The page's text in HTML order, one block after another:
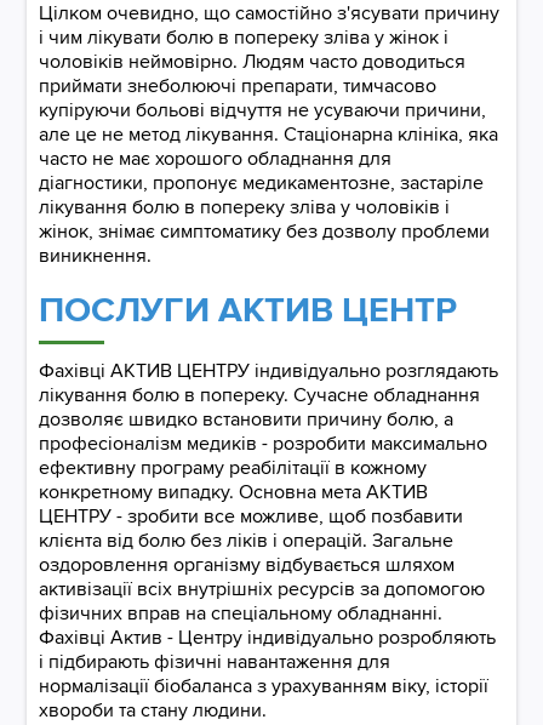
Цілком очевидно, що самостійно з'ясувати причину
і чим лікувати болю в попереку зліва у жінок і
чоловіків неймовірно. Людям часто доводиться
приймати знеболюючі препарати, тимчасово
купіруючи больові відчуття не усуваючи причини,
але це не метод лікування. Стаціонарна клініка, яка
часто не має хорошого обладнання для
діагностики, пропонує медикаментозне, застаріле
лікування болю в попереку зліва у чоловіків і
жінок, знімає симптоматику без дозволу проблеми
виникнення.
ПОСЛУГИ АКТИВ ЦЕНТР
Фахівці АКТИВ ЦЕНТРУ індивідуально розглядають
лікування болю в попереку. Сучасне обладнання
дозволяє швидко встановити причину болю, а
професіоналізм медиків - розробити максимально
ефективну програму реабілітації в кожному
конкретному випадку. Основна мета АКТИВ
ЦЕНТРУ - зробити все можливе, щоб позбавити
клієнта від болю без ліків і операцій. Загальне
оздоровлення організму відбувається шляхом
активізації всіх внутрішніх ресурсів за допомогою
фізичних вправ на спеціальному обладнанні.
Фахівці Актив - Центру індивідуально розробляють
і підбирають фізичні навантаження для
нормалізації біобаланса з урахуванням віку, історії
хвороби та стану людини.